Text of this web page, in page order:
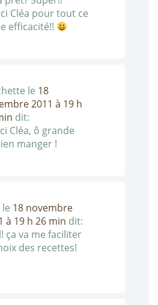
Cléa pour tout ce
efficacité!!
le 18
2011 à 19 h
dit:
Cléa, ô grande
manger !
le 18 novembre
à 19 h 26 min dit:
ça va me faciliter
des recettes!